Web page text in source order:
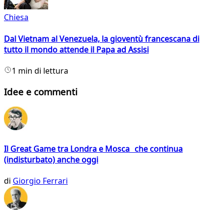
Chiesa
Dal Vietnam al Venezuela, la gioventù francescana di
tutto il mondo attende il Papa ad Assisi
1 min di lettura
Idee e commenti
Il Great Game tra Londra e Mosca che continua
(indisturbato) anche oggi
di Giorgio Ferrari